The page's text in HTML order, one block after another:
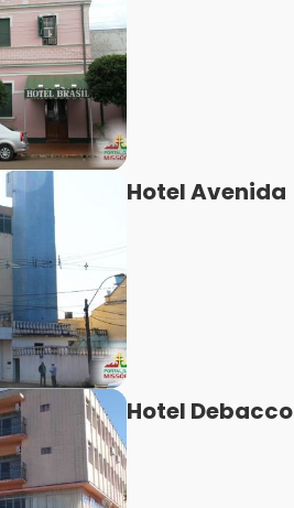
Hotel Avenida
Hotel Debacco